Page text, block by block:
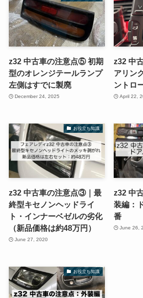
z32 中古車の注意点⑤ 初期
型のオレンジテールランプ
左側はすでに製廃
December 24, 2025
z32 中
アリン
ントロ
April 22,
お役立ち知識
z32 中古車の注意点③｜最
終型キセノンヘッドライ
ト・インナーベゼルの劣化
（新品価格は約48万円）
June 27, 2020
z32 中
装編：
番
June 26,
お役立ち知識